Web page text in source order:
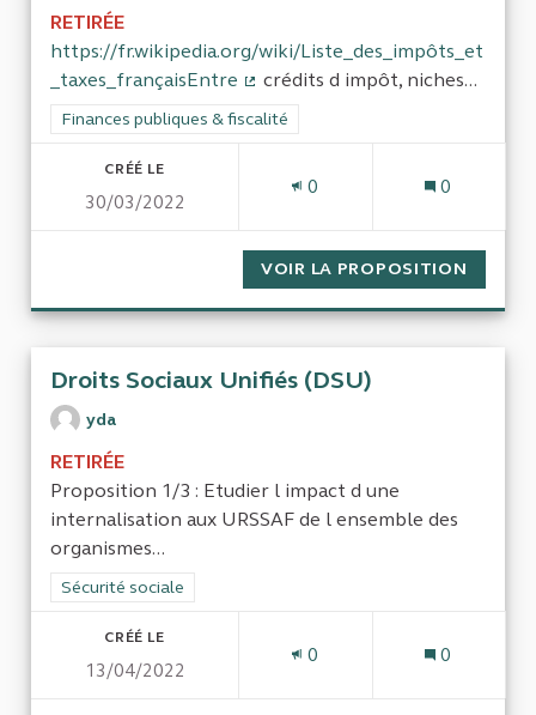
RETIRÉE
https://fr.wikipedia.org/wiki/Liste_des_impôts_et
_taxes_françaisEntre
crédits d impôt, niches...
Filtrer les résultats de la catégorie : Finances publiques &
Finances publiques & fiscalité
CRÉÉ LE
30/03/2022
0 0
VOIR LA PROPOSITION
Droits Sociaux Unifiés (DSU)
yda
RETIRÉE
Proposition 1/3 : Etudier l impact d une
internalisation aux URSSAF de l ensemble des
organismes...
Filtrer les résultats de la catégorie : Sécurité sociale
Sécurité sociale
CRÉÉ LE
13/04/2022
0 0